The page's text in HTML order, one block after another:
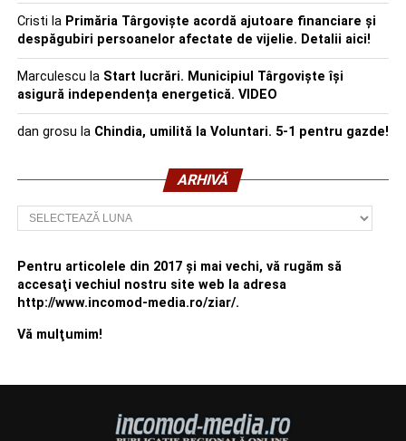
Cristi la Primăria Târgoviște acordă ajutoare financiare și
despăgubiri persoanelor afectate de vijelie. Detalii aici!
Marculescu la Start lucrări. Municipiul Târgoviște își
asigură independența energetică. VIDEO
dan grosu la Chindia, umilită la Voluntari. 5-1 pentru gazde!
ARHIVĂ
Arhivă
Pentru articolele din 2017 şi mai vechi, vă rugăm să
accesaţi vechiul nostru site web la adresa
http://www.incomod-media.ro/ziar/.
Vă mulţumim!